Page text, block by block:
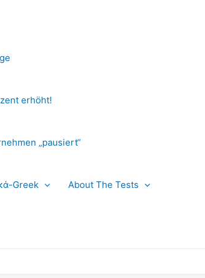
erhöht!
„pausiert“
Greek About The Tests